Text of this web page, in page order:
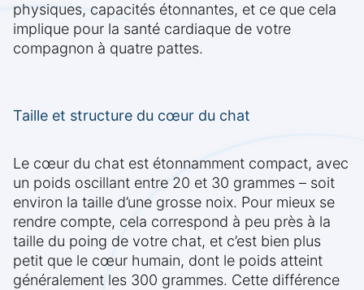
physiques, capacités étonnantes, et ce que cela
implique pour la santé cardiaque de votre
compagnon à quatre pattes.
Taille et structure du cœur du chat
Le cœur du chat est étonnamment compact, avec
un poids oscillant entre 20 et 30 grammes – soit
environ la taille d’une grosse noix. Pour mieux se
rendre compte, cela correspond à peu près à la
taille du poing de votre chat, et c’est bien plus
petit que le cœur humain, dont le poids atteint
généralement les 300 grammes. Cette différence